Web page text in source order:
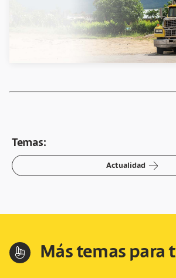
Temas:
Actualidad arrow-right
hand-index Más temas para